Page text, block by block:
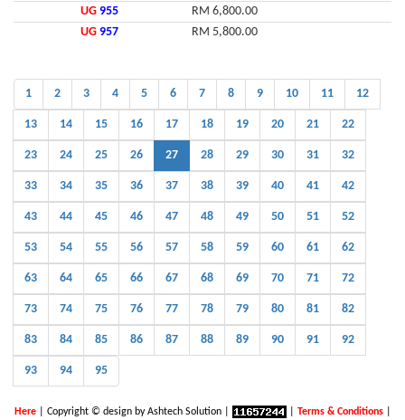
UG 955
RM 6,800.00
UG 957 RM 5,800.00
1 2 3 4 5 6 7 8 9 10 11 12
13 14 15 16 17 18 19 20 21 22
23 24 25 26 27 28 29 30 31 32
33 34 35 36 37 38 39 40 41 42
43 44 45 46 47 48 49 50 51 52
53 54 55 56 57 58 59 60 61 62
63 64 65 66 67 68 69 70 71 72
73 74 75 76 77 78 79 80 81 82
83 84 85 86 87 88 89 90 91 92
93 94 95
Here| Copyright © design by Ashtech Solution | Terms & Conditions|